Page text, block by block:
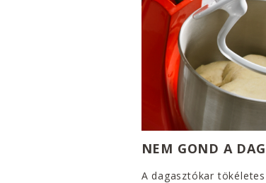
NEM GOND A
A dagasztókar